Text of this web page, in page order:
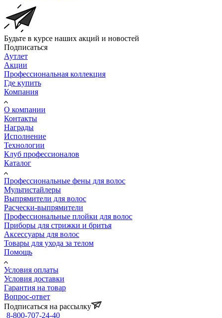
Будьте в курсе наших акций и новостей
Подписаться
Аутлет
Акции
Профессиональная коллекция
Где купить
Компания
О компании
Контакты
Награды
Исполнение
Технологии
Клуб профессионалов
Каталог
Профессиональные фены для волос
Мультистайлеры
Выпрямители для волос
Расчески-выпрямители
Профессиональные плойки для волос
Приборы для стрижки и бритья
Аксессуары для волос
Товары для ухода за телом
Помощь
Условия оплаты
Условия доставки
Гарантия на товар
Вопрос-ответ
Подписаться на рассылку
8-800-707-24-40